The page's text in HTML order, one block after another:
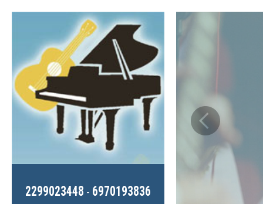
2299023448 - 6970193836